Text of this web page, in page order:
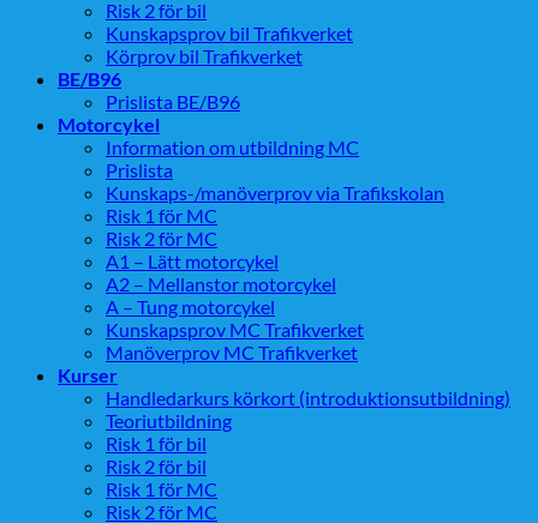
Risk 2 för bil
Kunskapsprov bil Trafikverket
Körprov bil Trafikverket
BE/B96
Prislista BE/B96
Motorcykel
Information om utbildning MC
Prislista
Kunskaps-/manöverprov via Trafikskolan
Risk 1 för MC
Risk 2 för MC
A1 – Lätt motorcykel
A2 – Mellanstor motorcykel
A – Tung motorcykel
Kunskapsprov MC Trafikverket
Manöverprov MC Trafikverket
Kurser
Handledarkurs körkort (introduktionsutbildning)
Teoriutbildning
Risk 1 för bil
Risk 2 för bil
Risk 1 för MC
Risk 2 för MC